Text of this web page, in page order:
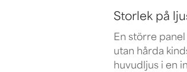
Storlek på
En större
utan hårda
huvudljus i en